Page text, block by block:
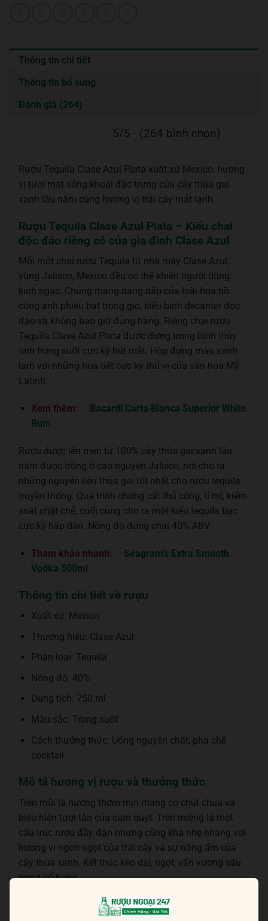
Thông tin chi tiết
Thông tin bổ sung
Đánh giá (264)
5/5 - (264 bình chọn)
Rượu Tequila Clase Azul Plata xuất xứ Mexico, hương
vị tươi mát sảng khoái đặc trưng của cây thùa gai
xanh lâu năm cùng hương vị trái cây mát lạnh.
Rượu Tequila Clase Azul Plata – Kiểu chai
độc đáo riêng có của gia đình Clase Azul
Mỗi một chai rượu Tequila từ nhà máy Clase Azul,
vùng Jalisco, Mexico đều có thể khiến người dùng
kinh ngạc. Chúng mang dáng dấp của loài hoa bồ
công anh phiêu bạt trong gió, kiểu bình decanter độc
đáo và không bao giờ đụng hàng. Riêng chai rượu
Tequila Clase Azul Plata được đựng trong bình thủy
tinh trong suốt cực kỳ hút mắt. Hộp đựng màu xanh
lam với những họa tiết cực kỳ thú vị của văn hóa Mỹ
Latinh.
Xem thêm:
Bacardi Carta Blanca Superior White
Rum
Rượu được lên men từ 100% cây thùa gai xanh lâu
năm được trồng ở cao nguyên Jalisco, nơi cho ra
những nguyên liệu thùa gai tốt nhất cho rượu tequila
truyền thống. Quá trình chưng cất thủ công, tỉ mỉ, kiểm
soát chặt chẽ, cuối cùng cho ra một kiểu tequila bạc
cực kỳ hấp dẫn. Nồng độ đóng chai 40% ABV.
Tham khảo nhanh:
Seagram’s Extra Smooth
Vodka 500ml
Thông tin chi tiết về rượu
Xuất xứ: Mexico
Thương hiệu: Clase Azul
Phân loại: Tequila
Nồng độ: 40%
Dung tích: 750 ml
Màu sắc: Trong suốt
Cách thưởng thức: Uống nguyên chất, pha chế
cocktail
Mô tả hương vị rượu và thưởng thức
Trên mũi là hương thơm mịn màng có chút chua và
biểu hiện tươi tắn của cam quýt. Trên miệng là một
cấu trúc rượu đầy đặn nhưng cũng khá nhẹ nhàng với
hương vị ngon ngọt của trái cây và sự nồng ấm của
cây thùa xanh. Kết thúc kéo dài, ngọt, vấn vương sâu
trong cổ họng.
Một kiểu tequila thuần khiết, sạch sẽ, phản ảnh tốt